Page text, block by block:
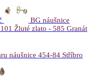
BG náušnice
Žluté zlato - 585 Granát
náušnice 454-84 Stříbro